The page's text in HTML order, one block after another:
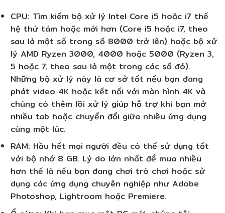
CPU: Tìm kiếm bộ xử lý Intel Core i5 hoặc i7 thế
hệ thứ tám hoặc mới hơn (Core i5 hoặc i7, theo
sau là một số trong số 8000 trở lên) hoặc bộ xử
lý AMD Ryzen 3000, 4000 hoặc 5000 (Ryzen 3,
5 hoặc 7, theo sau là một trong các số đó).
Những bộ xử lý này là cơ sở tốt nếu bạn đang
phát video 4K hoặc kết nối với màn hình 4K và
chúng có thêm lõi xử lý giúp hỗ trợ khi bạn mở
nhiều tab hoặc chuyển đổi giữa nhiều ứng dụng
cùng một lúc.
RAM: Hầu hết mọi người đều có thể sử dụng tốt
với bộ nhớ 8 GB. Lý do lớn nhất để mua nhiều
hơn thế là nếu bạn đang chơi trò chơi hoặc sử
dụng các ứng dụng chuyên nghiệp như Adobe
Photoshop, Lightroom hoặc Premiere.